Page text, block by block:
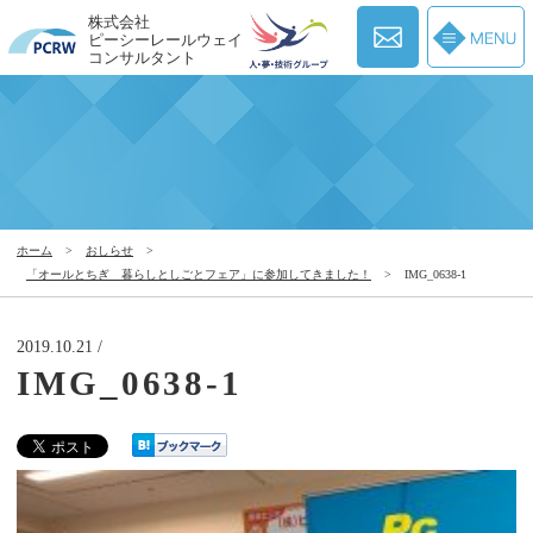
株式会社
ピーシーレールウェイ
コンサルタント
ホーム > おしらせ
>
「オールとちぎ 暮らしとしごとフェア」に参加してきました！
> IMG_0638-1
2019.10.21 /
IMG_0638-1